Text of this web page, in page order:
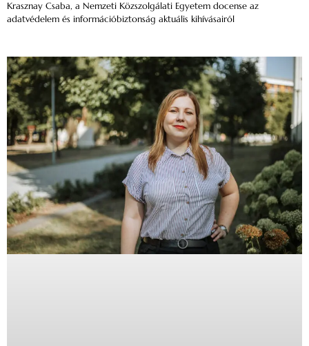
Krasznay Csaba, a Nemzeti Közszolgálati Egyetem docense az
adatvédelem és információbiztonság aktuális kihívásairól